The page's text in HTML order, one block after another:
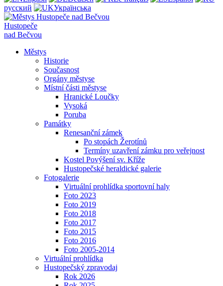
русский
Українська
Hustopeče
nad Bečvou
Městys
Historie
Současnost
Orgány městyse
Místní části městyse
Hranické Loučky
Vysoká
Poruba
Památky
Renesanční zámek
Po stopách Žerotínů
Termíny uzavření zámku pro veřejnost
Kostel Povýšení sv. Kříže
Hustopečské heraldické galerie
Fotogalerie
Virtuální prohlídka sportovní haly
Foto 2023
Foto 2019
Foto 2018
Foto 2017
Foto 2015
Foto 2016
Foto 2005-2014
Virtuální prohlídka
Hustopečský zpravodaj
Rok 2026